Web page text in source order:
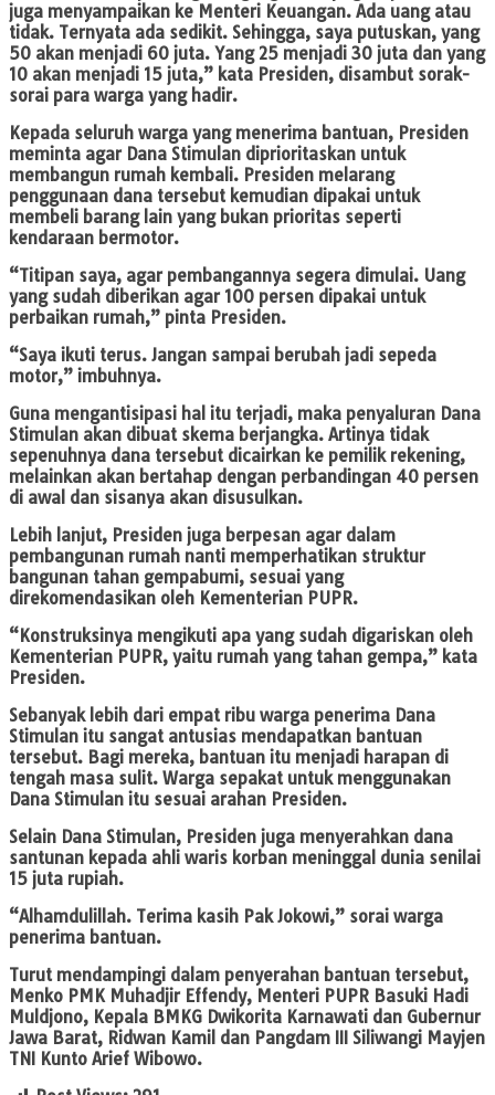
juga menyampaikan ke Menteri Keuangan. Ada uang atau
tidak. Ternyata ada sedikit. Sehingga, saya putuskan, yang
50 akan menjadi 60 juta. Yang 25 menjadi 30 juta dan yang
10 akan menjadi 15 juta,” kata Presiden, disambut sorak-
sorai para warga yang hadir.
Kepada seluruh warga yang menerima bantuan, Presiden
meminta agar Dana Stimulan diprioritaskan untuk
membangun rumah kembali. Presiden melarang
penggunaan dana tersebut kemudian dipakai untuk
membeli barang lain yang bukan prioritas seperti
kendaraan bermotor.
“Titipan saya, agar pembangannya segera dimulai. Uang
yang sudah diberikan agar 100 persen dipakai untuk
perbaikan rumah,” pinta Presiden.
“Saya ikuti terus. Jangan sampai berubah jadi sepeda
motor,” imbuhnya.
Guna mengantisipasi hal itu terjadi, maka penyaluran Dana
Stimulan akan dibuat skema berjangka. Artinya tidak
sepenuhnya dana tersebut dicairkan ke pemilik rekening,
melainkan akan bertahap dengan perbandingan 40 persen
di awal dan sisanya akan disusulkan.
Lebih lanjut, Presiden juga berpesan agar dalam
pembangunan rumah nanti memperhatikan struktur
bangunan tahan gempabumi, sesuai yang
direkomendasikan oleh Kementerian PUPR.
“Konstruksinya mengikuti apa yang sudah digariskan oleh
Kementerian PUPR, yaitu rumah yang tahan gempa,” kata
Presiden.
Sebanyak lebih dari empat ribu warga penerima Dana
Stimulan itu sangat antusias mendapatkan bantuan
tersebut. Bagi mereka, bantuan itu menjadi harapan di
tengah masa sulit. Warga sepakat untuk menggunakan
Dana Stimulan itu sesuai arahan Presiden.
Selain Dana Stimulan, Presiden juga menyerahkan dana
santunan kepada ahli waris korban meninggal dunia senilai
15 juta rupiah.
“Alhamdulillah. Terima kasih Pak Jokowi,” sorai warga
penerima bantuan.
Turut mendampingi dalam penyerahan bantuan tersebut,
Menko PMK Muhadjir Effendy, Menteri PUPR Basuki Hadi
Muldjono, Kepala BMKG Dwikorita Karnawati dan Gubernur
Jawa Barat, Ridwan Kamil dan Pangdam III Siliwangi Mayjen
TNI Kunto Arief Wibowo.